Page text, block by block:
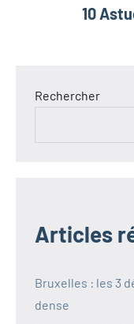
10
Rechercher
Articles
Bruxelles : les 3
dense